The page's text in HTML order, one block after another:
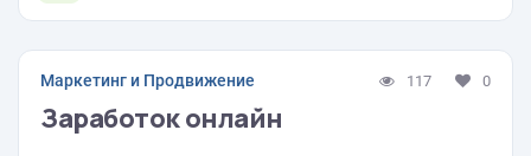
Маркетинг и Продвижение 117 0
Заработок онлайн